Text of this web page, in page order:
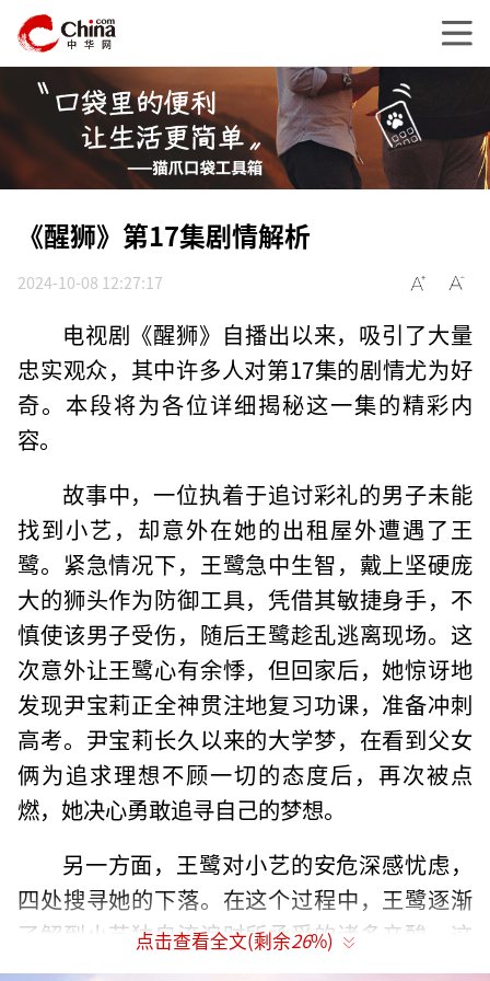
《醒狮》第17集剧情解析
2024-10-08 12:27:17
电视剧《醒狮》自播出以来，吸引了大量
忠实观众，其中许多人对第17集的剧情尤为好
奇。本段将为各位详细揭秘这一集的精彩内
容。
故事中，一位执着于追讨彩礼的男子未能
找到小艺，却意外在她的出租屋外遭遇了王
鹭。紧急情况下，王鹭急中生智，戴上坚硬庞
大的狮头作为防御工具，凭借其敏捷身手，不
慎使该男子受伤，随后王鹭趁乱逃离现场。这
次意外让王鹭心有余悸，但回家后，她惊讶地
发现尹宝莉正全神贯注地复习功课，准备冲刺
高考。尹宝莉长久以来的大学梦，在看到父女
俩为追求理想不顾一切的态度后，再次被点
燃，她决心勇敢追寻自己的梦想。
另一方面，王鹭对小艺的安危深感忧虑，
四处搜寻她的下落。在这个过程中，王鹭逐渐
了解到小艺独自流浪时所承受的诸多辛酸，这
使得她对小艺的思念愈发强烈。遗憾的是，小
点击查看全文(剩余26%)